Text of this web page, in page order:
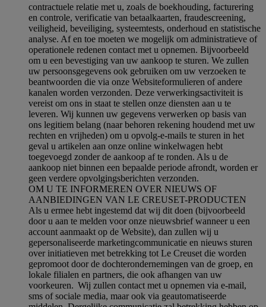
contractuele relatie met u, zoals de boekhouding, facturering
en controle, verificatie van betaalkaarten, fraudescreening,
veiligheid, beveiliging, systeemtests, onderhoud en statistische
analyse. Af en toe moeten we mogelijk om administratieve of
operationele redenen contact met u opnemen. Bijvoorbeeld
om u een bevestiging van uw aankoop te sturen. We zullen
uw persoonsgegevens ook gebruiken om uw verzoeken te
beantwoorden die via onze Websiteformulieren of andere
kanalen worden verzonden. Deze verwerkingsactiviteit is
vereist om ons in staat te stellen onze diensten aan u te
leveren. Wij kunnen uw gegevens verwerken op basis van
ons legitiem belang (naar behoren rekening houdend met uw
rechten en vrijheden) om u opvolg-e-mails te sturen in het
geval u artikelen aan onze online winkelwagen hebt
toegevoegd zonder de aankoop af te ronden. Als u de
aankoop niet binnen een bepaalde periode afrondt, worden er
geen verdere opvolgingsberichten verzonden.
OM U TE INFORMEREN OVER NIEUWS OF
AANBIEDINGEN VAN LE CREUSET-PRODUCTEN
Als u ermee hebt ingestemd dat wij dit doen (bijvoorbeeld
door u aan te melden voor onze nieuwsbrief wanneer u een
account aanmaakt op de Website), dan zullen wij u
gepersonaliseerde marketingcommunicatie en nieuws sturen
over initiatieven met betrekking tot Le Creuset die worden
gepromoot door de dochterondernemingen van de groep, en
lokale filialen en partners, die ook afhangen van uw
voorkeuren. Wij zullen contact met u opnemen via e-mail,
sms of sociale media, maar ook via geautomatiseerde